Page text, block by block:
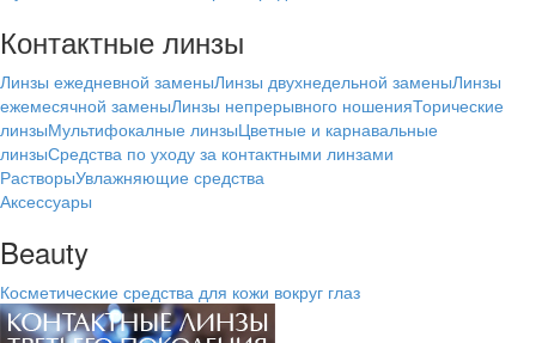
Контактные линзы
Линзы ежедневной заменыЛинзы двухнедельной заменыЛинзы
ежемесячной заменыЛинзы непрерывного ношенияТорические
линзыМультифокалные линзыЦветные и карнавальные
линзыСредства по уходу за контактными линзами
РастворыУвлажняющие средства
Аксессуары
Beauty
Косметические средства для кожи вокруг глаз